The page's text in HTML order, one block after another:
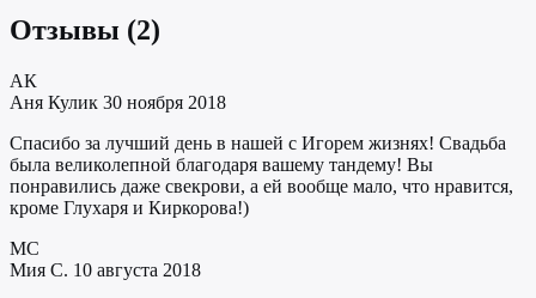
Отзывы (2)
АК
Аня Кулик 30 ноября 2018
Спасибо за лучший день в нашей с Игорем жизнях! Свадьба
была великолепной благодаря вашему тандему! Вы
понравились даже свекрови, а ей вообще мало, что нравится,
кроме Глухаря и Киркорова!)
МС
Мия С. 10 августа 2018